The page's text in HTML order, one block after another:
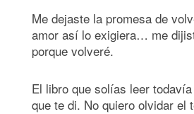
Me dejaste la promesa de
amor así lo exigiera… me
porque volveré.
El libro que solías leer
que te di. No quiero olvidar el